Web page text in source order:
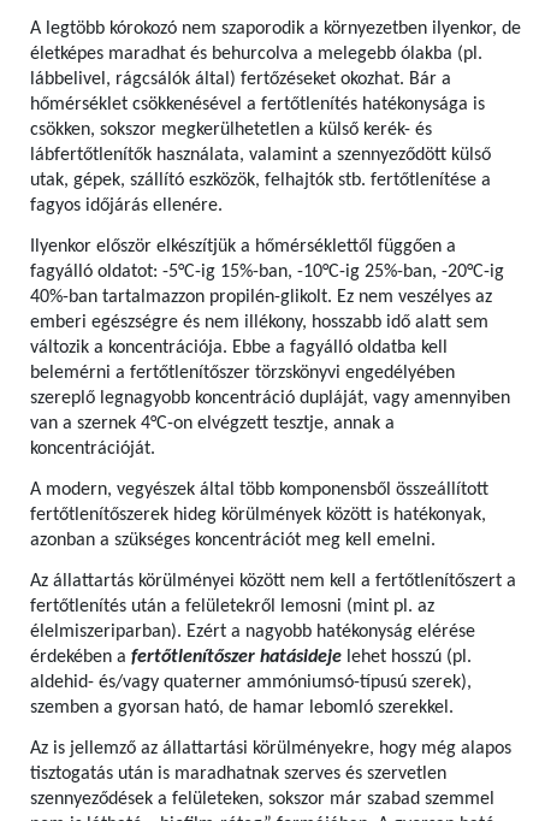
A legtöbb kórokozó nem szaporodik a környezetben ilyenkor, de
életképes maradhat és behurcolva a melegebb ólakba (pl.
lábbelivel, rágcsálók által) fertőzéseket okozhat. Bár a
hőmérséklet csökkenésével a fertőtlenítés hatékonysága is
csökken, sokszor megkerülhetetlen a külső kerék- és
lábfertőtlenítők használata, valamint a szennyeződött külső
utak, gépek, szállító eszközök, felhajtók stb. fertőtlenítése a
fagyos időjárás ellenére.
Ilyenkor először elkészítjük a hőmérséklettől függően a
fagyálló oldatot: -5°C-ig 15%-ban, -10°C-ig 25%-ban, -20°C-ig
40%-ban tartalmazzon propilén-glikolt. Ez nem veszélyes az
emberi egészségre és nem illékony, hosszabb idő alatt sem
változik a koncentrációja. Ebbe a fagyálló oldatba kell
belemérni a fertőtlenítőszer törzskönyvi engedélyében
szereplő legnagyobb koncentráció dupláját, vagy amennyiben
van a szernek 4°C-on elvégzett tesztje, annak a
koncentrációját.
A modern, vegyészek által több komponensből összeállított
fertőtlenítőszerek hideg körülmények között is hatékonyak,
azonban a szükséges koncentrációt meg kell emelni.
Az állattartás körülményei között nem kell a fertőtlenítőszert a
fertőtlenítés után a felületekről lemosni (mint pl. az
élelmiszeriparban). Ezért a nagyobb hatékonyság elérése
érdekében a fertőtlenítőszer hatásideje lehet hosszú (pl.
aldehid- és/vagy quaterner ammóniumsó-típusú szerek),
szemben a gyorsan ható, de hamar lebomló szerekkel.
Az is jellemző az állattartási körülményekre, hogy még alapos
tisztogatás után is maradhatnak szerves és szervetlen
szennyeződések a felületeken, sokszor már szabad szemmel